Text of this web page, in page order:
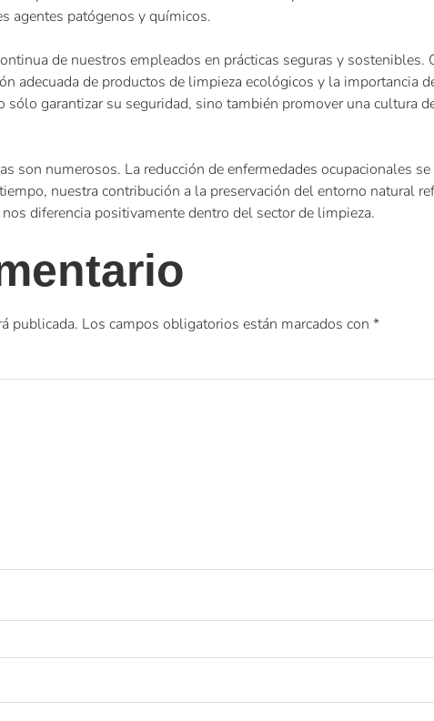
agentes patógenos y químicos.
de nuestros empleados en prácticas seguras y
adecuada de productos de limpieza ecológicos y la importancia
sólo garantizar su seguridad, sino también promover una cultura
son numerosos. La reducción de enfermedades ocupacionales
nuestra contribución a la preservación del entorno natural
diferencia positivamente dentro del sector de limpieza.
publicada. Los campos obligatorios están marcados con *